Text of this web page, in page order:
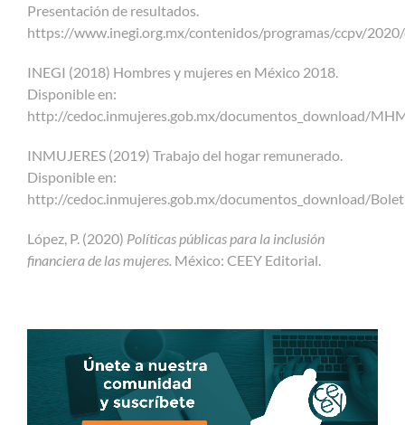
Presentación de resultados.
https://www.inegi.org.mx/contenidos/programas/ccpv/
INEGI (2018) Hombres y mujeres en México 2018.
Disponible en:
http://cedoc.inmujeres.gob.mx/documentos_download/
INMUJERES (2019) Trabajo del hogar remunerado.
Disponible en:
http://cedoc.inmujeres.gob.mx/documentos_download/
López, P. (2020) Políticas públicas para la inclusión
financiera de las mujeres. México: CEEY Editorial.